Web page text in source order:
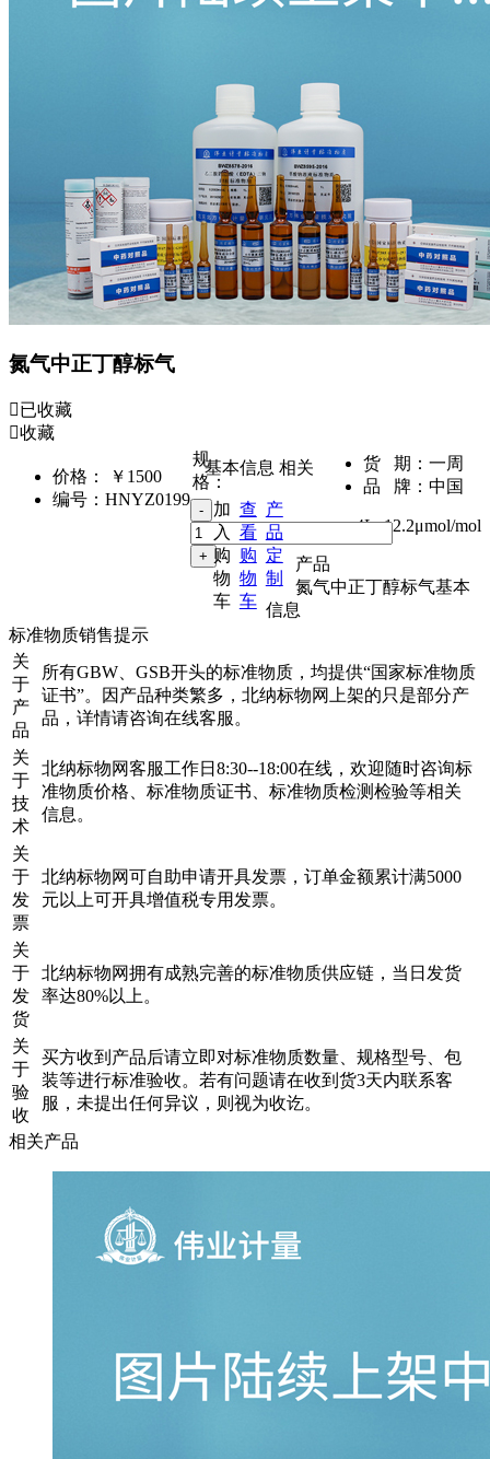
氮气中正丁醇标气
已收藏
收藏
价格：
￥1500
编号： HNYZ0199
货 期： 一周
品 牌： 中国
规
格：
4L,12.2μmol/mol
加
入
购
物
车
查
看
购
物
车
产
品
定
制
基本信息 相关
产品
氮气中正丁醇标气基本
信息
标准物质销售提示
关
于
产
品
所有GBW、GSB开头的标准物质，均提供“国家标准物质
证书”。因产品种类繁多，北纳标物网上架的只是部分产
品，详情请咨询在线客服。
关
于
技
术
北纳标物网客服工作日8:30--18:00在线，欢迎随时咨询标
准物质价格、标准物质证书、标准物质检测检验等相关
信息。
关
于
发
票
北纳标物网可自助申请开具发票，订单金额累计满5000
元以上可开具增值税专用发票。
关
于
发
货
北纳标物网拥有成熟完善的标准物质供应链，当日发货
率达80%以上。
关
于
验
收
买方收到产品后请立即对标准物质数量、规格型号、包
装等进行标准验收。若有问题请在收到货3天内联系客
服，未提出任何异议，则视为收讫。
相关产品